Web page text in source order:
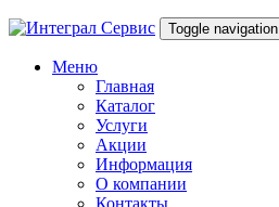
Toggle navigation
Меню
Главная
Каталог
Услуги
Акции
Информация
О компании
Контакты